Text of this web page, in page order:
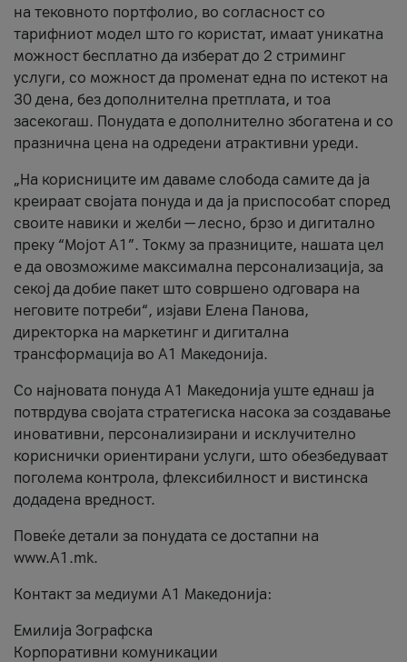
на тековното портфолио, во согласност со
тарифниот модел што го користат, имаат уникатна
можност бесплатно да изберат до 2 стриминг
услуги, со можност да променат една по истекот на
30 дена, без дополнителна претплата, и тоа
засекогаш. Понудата е дополнително збогатена и со
празнична цена на одредени атрактивни уреди.
„На корисниците им даваме слобода самите да ја
креираат својата понуда и да ја приспособат според
своите навики и желби — лесно, брзо и дигитално
преку “Мојот А1”. Токму за празниците, нашата цел
е да овозможиме максимална персонализација, за
секој да добие пакет што совршено одговара на
неговите потреби“, изјави Елена Панова,
директорка на маркетинг и дигитална
трансформација во А1 Македонија.
Со најновата понуда А1 Македонија уште еднаш ја
потврдува својата стратегиска насока за создавање
иновативни, персонализирани и исклучително
кориснички ориентирани услуги, што обезбедуваат
поголема контрола, флексибилност и вистинска
додадена вредност.
Повеќе детали за понудата се достапни на
www.А1.mk.
Контакт за медиуми А1 Македонија:
Емилија Зографска
Корпоративни комуникации